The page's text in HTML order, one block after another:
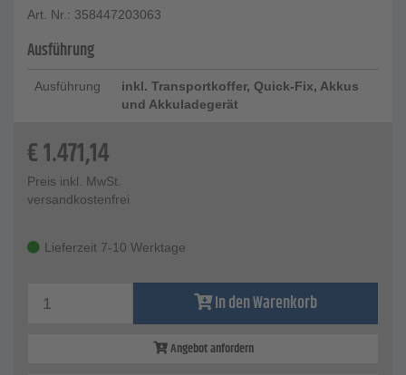
Art. Nr.: 358447203063
Ausführung
Ausführung
inkl. Transportkoffer, Quick-Fix, Akkus
und Akkuladegerät
€1.471,14
Preis inkl. MwSt.
versandkostenfrei
Lieferzeit 7-10 Werktage
In den Warenkorb
Angebot anfordern